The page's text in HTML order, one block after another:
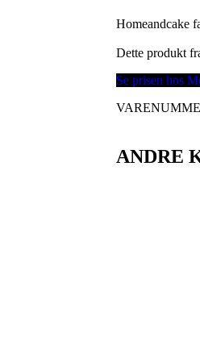
Homeandcake
Dette produkt
Se prisen hos
ANDRE